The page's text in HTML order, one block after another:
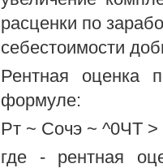
расценки по
себестоимости
Рентная оценка
формуле:
Рт ~ Сочэ ~ ^0ЧТ >
где - рентная